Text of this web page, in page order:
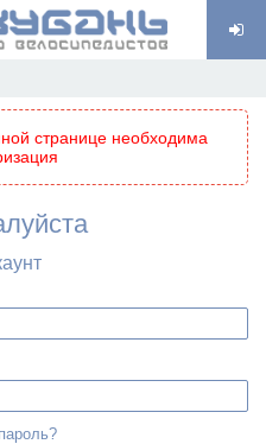
странице необходима